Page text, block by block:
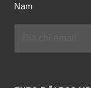
Nam